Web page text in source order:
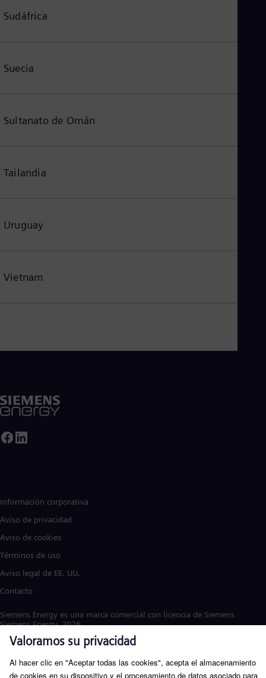
Sudáfrica
Suecia
Sultanato de Omán
Tailandia
Uruguay
Vietnam
Información corporativa
Aviso de privacidad
Aviso de cookies
Términos de uso
Aviso legal de EE. UU.
Contacto
Siemens Energy es una marca comercial con licencia de Siemens AG. ©
Siemens Energy, 2026